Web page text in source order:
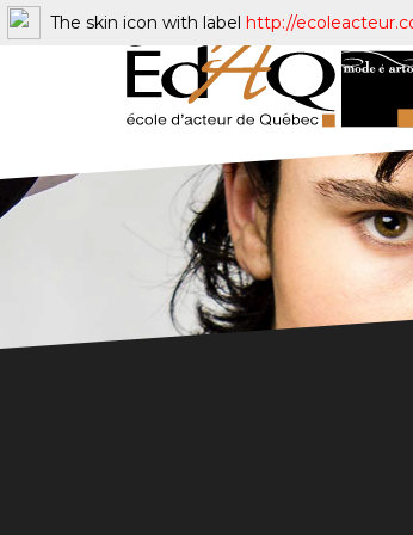
The skin icon with label http://